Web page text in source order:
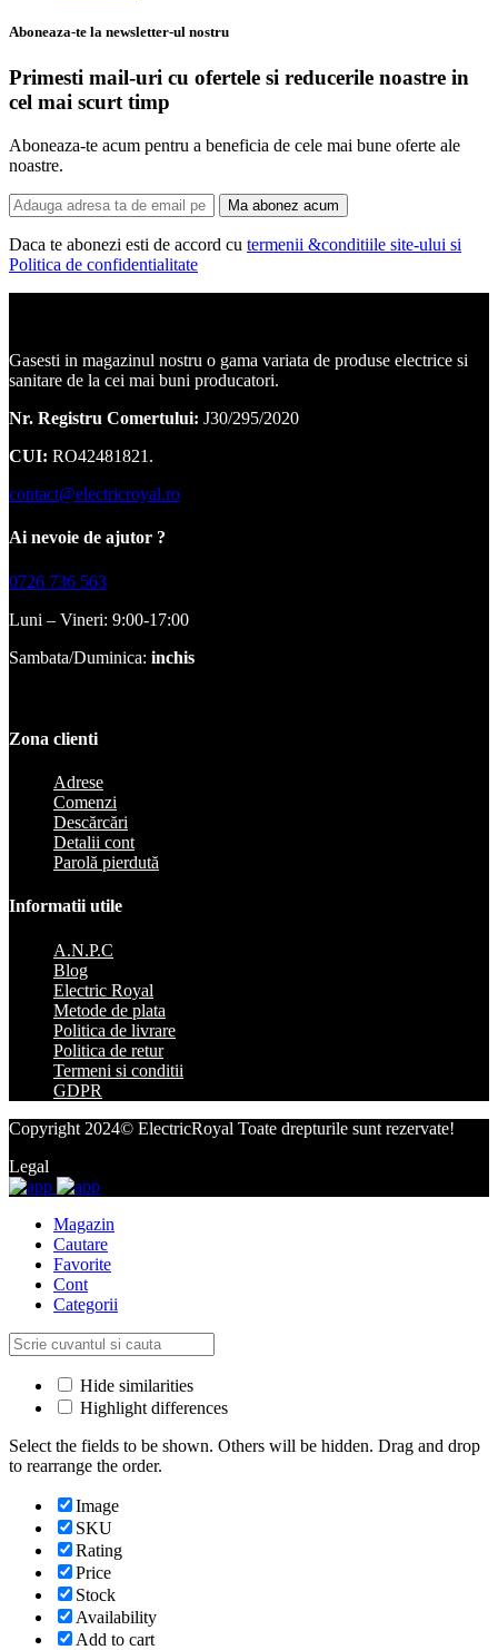
Aboneaza-te la newsletter-ul nostru
Primesti mail-uri cu ofertele si reducerile noastre in
cel mai scurt timp
Aboneaza-te acum pentru a beneficia de cele mai bune oferte ale
noastre.
Ma abonez acum
Daca te abonezi esti de accord cu termenii &conditiile site-ului si
Politica de confidentialitate
Gasesti in magazinul nostru o gama variata de produse electrice si
sanitare de la cei mai buni producatori.
Nr. Registru Comertului: J30/295/2020
CUI: RO42481821.
contact@electricroyal.ro
Ai nevoie de ajutor ?
0726 736 563
Luni – Vineri: 9:00-17:00
Sambata/Duminica: inchis
Zona clienti
Adrese
Comenzi
Descărcări
Detalii cont
Parolă pierdută
Informatii utile
A.N.P.C
Blog
Electric Royal
Metode de plata
Politica de livrare
Politica de retur
Termeni si conditii
GDPR
Copyright 2024© ElectricRoyal Toate drepturile sunt rezervate!
Legal
Magazin
Cautare
Favorite
Cont
Categorii
Hide similarities
Highlight differences
Select the fields to be shown. Others will be hidden. Drag and drop
to rearrange the order.
Image
SKU
Rating
Price
Stock
Availability
Add to cart